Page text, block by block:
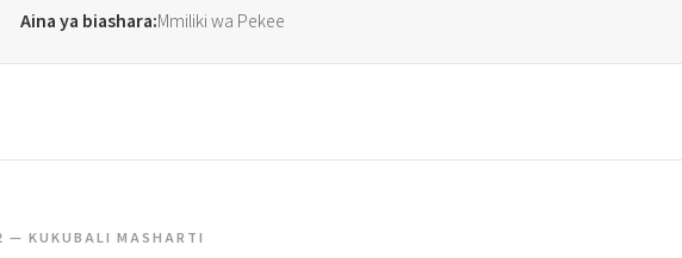
Aina ya biashara:Mmiliki wa Pekee
— KUKUBALI MASHARTI